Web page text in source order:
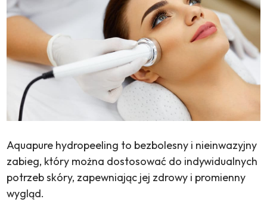
Aquapure hydropeeling to bezbolesny i nieinwazyjny
zabieg, który można dostosować do indywidualnych
potrzeb skóry, zapewniając jej zdrowy i promienny
wygląd.